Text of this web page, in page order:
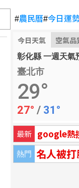
#農民曆#今日運
今日天氣 空氣品
彰化縣 一週天氣
臺北市
29°
27° / 31°
最新 google熱
熱門 名人被